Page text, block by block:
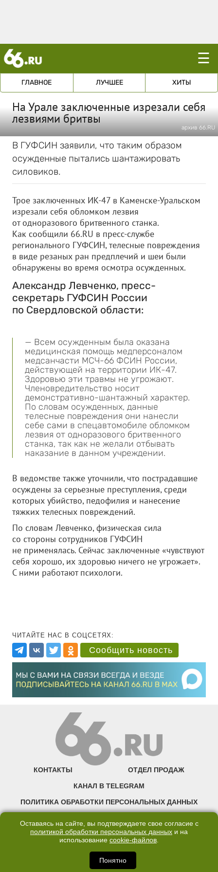
☰
ГЛАВНОЕ ЛУЧШЕЕ ХИТЫ
На Урале заключенные изрезали себя
лезвиями бритвы
архив 66.RU
В ГУФСИН заявили, что таким образом
осужденные пытались шантажировать
силовиков.
Трое заключенных ИК-47 в Каменске-Уральском
изрезали себя обломком лезвия
от одноразового бритвенного станка.
Как сообщили 66.RU в пресс-службе
регионального ГУФСИН, телесные повреждения
в виде резаных ран предплечий и шеи были
обнаружены во время осмотра осужденных.
Александр Левченко, пресс-
секретарь ГУФСИН России
по Свердловской области:
— Всем осужденным была оказана
медицинская помощь медперсоналом
медсанчасти МСЧ-66 ФСИН России,
действующей на территории ИК-47.
Здоровью эти травмы не угрожают.
Членовредительство носит
демонстративно-шантажный характер.
По словам осужденных, данные
телесные повреждения они нанесли
себе сами в спецавтомобиле обломком
лезвия от одноразового бритвенного
станка, так как не желали отбывать
наказание в данном учреждении.
В ведомстве также уточнили, что пострадавшие
осуждены за серьезные преступления, среди
которых убийство, педофилия и нанесение
тяжких телесных повреждений.
По словам Левченко, физическая сила
со стороны сотрудников ГУФСИН
не применялась. Сейчас заключенные «чувствуют
себя хорошо, их здоровью ничего не угрожает».
С ними работают психологи.
ЧИТАЙТЕ НАС В СОЦСЕТЯХ:
Сообщить новость
КОНТАКТЫ ОТДЕЛ ПРОДАЖ
КАНАЛ В TELEGRAM
ПОЛИТИКА ОБРАБОТКИ ПЕРСОНАЛЬНЫХ ДАННЫХ
©2007—2025 66.RU. Воспроизведение, сообщение, доведение до всеобщего
правообладателя запрещено. Сетевое издание «Современный портал
Екатеринбурга — «66.ru» (18+) зарегистрировано Федеральной службой по
надзору в сфере связи, информационных технологий и массовых коммуникаций
Оставаясь на сайте, вы подтверждаете свое согласие с
политикой обработки персональных данных и на
использование cookie-файлов.
Понятно